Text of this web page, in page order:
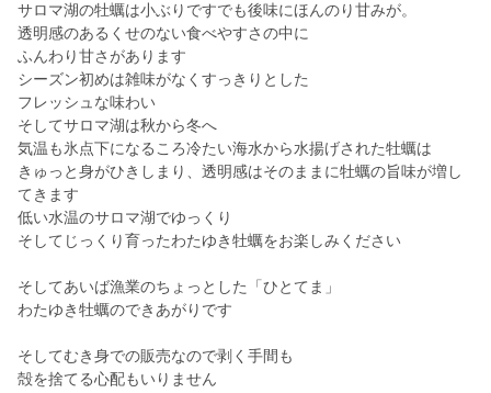
サロマ湖の牡蠣は小ぶりですでも後味にほんのり甘みが。
透明感のあるくせのない食べやすさの中に
ふんわり甘さがあります
シーズン初めは雑味がなくすっきりとした
フレッシュな味わい
そしてサロマ湖は秋から冬へ
気温も氷点下になるころ冷たい海水から水揚げされた牡蠣は
きゅっと身がひきしまり、透明感はそのままに牡蠣の旨味が増し
てきます
低い水温のサロマ湖でゆっくり
そしてじっくり育ったわたゆき牡蠣をお楽しみください
そしてあいば漁業のちょっとした「ひとてま」
わたゆき牡蠣のできあがりです
そしてむき身での販売なので剥く手間も
殻を捨てる心配もいりません